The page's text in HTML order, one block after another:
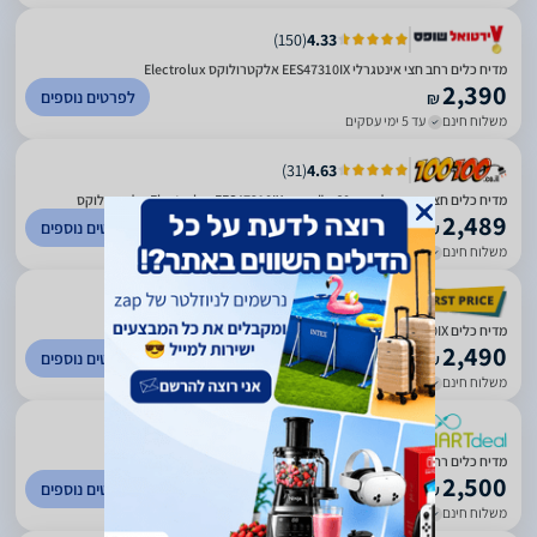
4.33
(
150
)
מדיח כלים רחב חצי אינטגרלי EES47310IX אלקטרולוקס Electrolux
₪2,390
משלוח חינם עד 5 ימי עסקים
לפרטים נוספים
4.63
(
31
)
מדיח כלים חצי אינטגרלי רחב 60 ס"מ דגם Electrolux EES47310IX אלקטרולוקס
₪2,489
משלוח חינם עד 7 ימי עסקים
לפרטים נוספים
4.52
(
327
)
מדיח כלים Electrolux EES47310IX
₪2,490
משלוח חינם עד 5 ימי עסקים
לפרטים נוספים
4.67
935
מדיח כלים רחב ELECTROLUX EES47310IX
₪2,500
משלוח חינם עד 7 ימי עסקים
לפרטים נוספים